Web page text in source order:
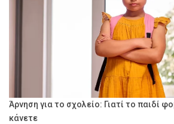
Άρνηση για το σχολείο: Γιατί το παιδί
κάνετε